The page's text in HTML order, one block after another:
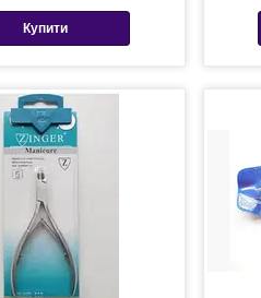
Купити